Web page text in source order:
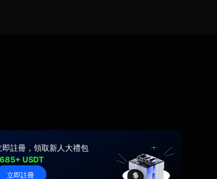
即註冊，領取新人大禮包
USDT
立即註冊